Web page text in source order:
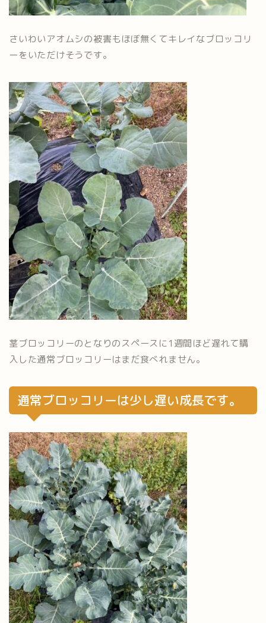
さいわいアオムシの被害もほぼ無くてキレイなブロッコリ
ーをいただけそうです。
茎ブロッコリーのとなりのスペースに1週間ほど遅れて購
入した通常ブロッコリーはまだ食べれません。
通常ブロッコリーは少し遅い成長です。